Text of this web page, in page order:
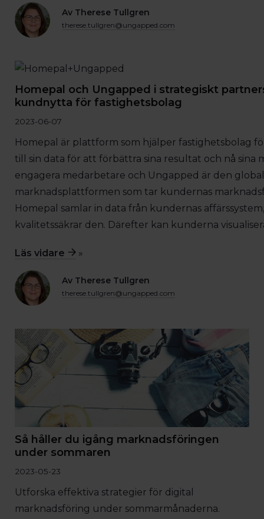
Av Therese Tullgren
therese.tullgren@ungapped.com
Homepal och Ungapped i strategiskt
kundnytta för fastighetsbolag
2023-06-07
Homepal är plattform som hjälper fastighetsbolag
till sin data för att förbättra sina resultat och nå sina
engagera medarbetare och Ungapped är den
marknadsplattformen som tar kundernas
Homepal samlar in data från kundernas
kvalitetssäkrar den. Därefter kan kunderna
Läs vidare »
Av Therese Tullgren
therese.tullgren@ungapped.com
Så håller du igång marknadsföringen
under sommaren
2023-05-23
Utforska effektiva strategier för digital
marknadsföring under sommarmånaderna.